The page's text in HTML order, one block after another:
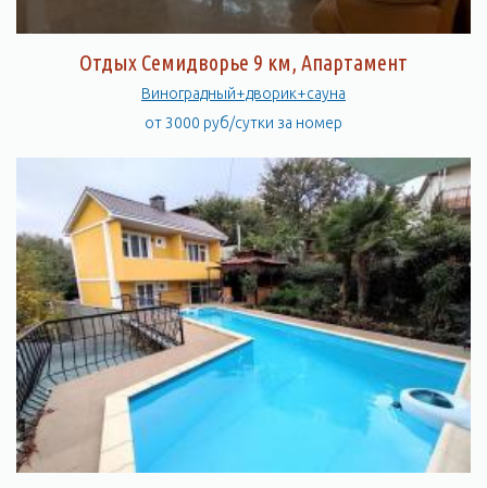
Отдых Семидворье 9 км, Апартамент
Виноградный+дворик+сауна
от 3000 руб/сутки за номер